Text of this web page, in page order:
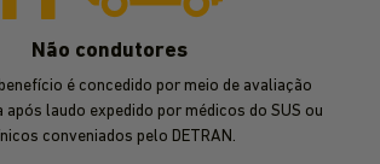
Não condutores
é concedido por meio de avaliação
após laudo expedido por médicos do SUS ou
conveniados pelo DETRAN.